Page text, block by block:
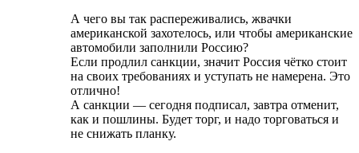
А чего вы так распереживались, жвачки
американской захотелось, или чтобы американские
автомобили заполнили Россию?
Если продлил санкции, значит Россия чётко стоит
на своих требованиях и уступать не намерена. Это
отлично!
А санкции — сегодня подписал, завтра отменит,
как и пошлины. Будет торг, и надо торговаться и
не снижать планку.